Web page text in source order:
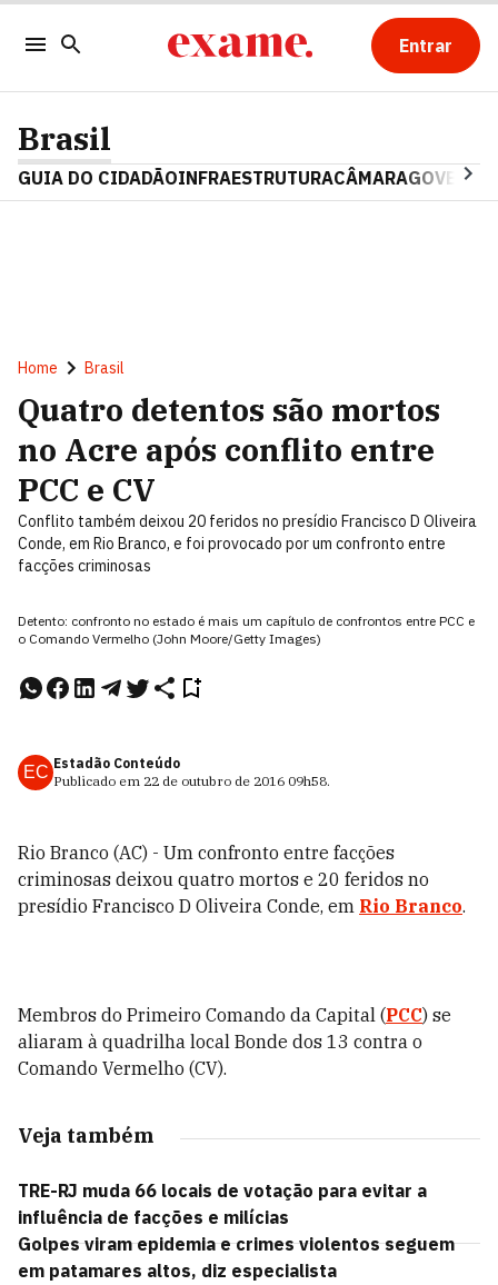
Entrar
Brasil
GUIA DO CIDADÃOINFRAESTRUTURACÂMARAGOVERNO
Home Brasil
Quatro detentos são mortos
no Acre após conflito entre
PCC e CV
Conflito também deixou 20 feridos no presídio Francisco D Oliveira
Conde, em Rio Branco, e foi provocado por um confronto entre
facções criminosas
Detento: confronto no estado é mais um capítulo de confrontos entre PCC e
o Comando Vermelho (John Moore/Getty Images)
EC Estadão Conteúdo
Publicado em 22 de outubro de 2016 09h58.
Rio Branco (AC) - Um confronto entre facções
criminosas deixou quatro mortos e 20 feridos no
presídio Francisco D Oliveira Conde, em Rio Branco.
Membros do Primeiro Comando da Capital (PCC) se
aliaram à quadrilha local Bonde dos 13 contra o
Comando Vermelho (CV).
Veja também
TRE-RJ muda 66 locais de votação para evitar a
influência de facções e milícias
Golpes viram epidemia e crimes violentos seguem
em patamares altos, diz especialista